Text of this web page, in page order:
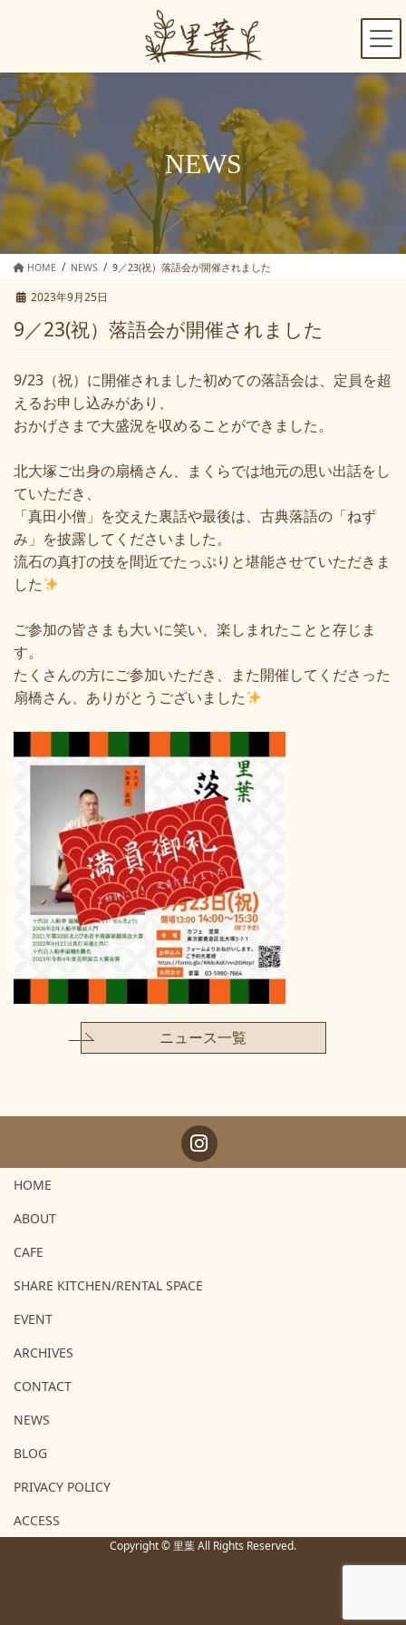
ン
ツ
へ
ス
キ
ッ
プ
ー
シ
ョ
ン
に
移
動
NEWS
HOME NEWS 9／23(祝）落語会が開催されました
2023年9月25日
9／23(祝）落語会が開催されました
9/23 （祝）に開催されました初めての落語会は、定員を超
えるお申し込みがあり、
おかげさまで大盛況を収めることができました。
北大塚ご出身の扇橋さん、まくらでは地元の思い出話をし
ていただき、
「真田小僧」を交えた裏話や最後は、古典落語の「ねず
み」を披露してくださいました。
流石の真打の技を間近でたっぷりと堪能させていただきま
した
ご参加の皆さまも大いに笑い、楽しまれたことと存じま
す。
たくさんの方にご参加いただき、また開催してくださった
扇橋さん、ありがとうございました
ニュース一覧
HOME
ABOUT
CAFE
SHARE KITCHEN/RENTAL SPACE
EVENT
ARCHIVES
CONTACT
NEWS
BLOG
PRIVACY POLICY
ACCESS
Copyright © 里葉 All Rights Reserved.